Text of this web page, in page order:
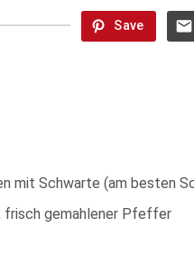
Save
mit Schwarte (am besten
frisch gemahlener Pfeffer